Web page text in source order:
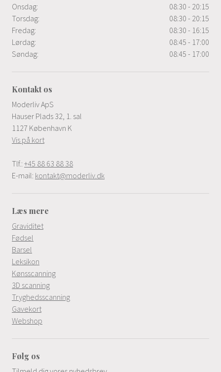
Onsdag:
08:30 - 20:15
Torsdag:
08:30 - 20:15
Fredag:
08:30 - 16:15
Lørdag:
08:45 - 17:00
Søndag:
08:45 - 17:00
Kontakt os
Moderliv ApS
Hauser Plads 32, 1. sal
1127 København K
Vis på kort
Tlf.: +45 88 63 88 38
E-mail: kontakt@moderliv.dk
Læs mere
Graviditet
Fødsel
Barsel
Leksikon
Kønsscanning
3D scanning
Tryghedsscanning
Gavekort
Webshop
Følg os